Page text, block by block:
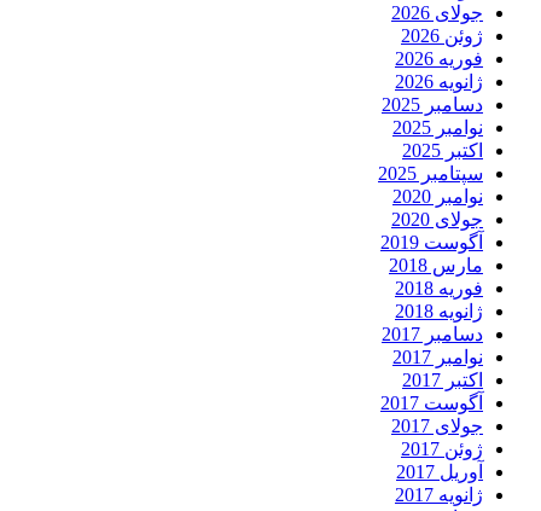
جولای 2026
ژوئن 2026
فوریه 2026
ژانویه 2026
دسامبر 2025
نوامبر 2025
اکتبر 2025
سپتامبر 2025
نوامبر 2020
جولای 2020
آگوست 2019
مارس 2018
فوریه 2018
ژانویه 2018
دسامبر 2017
نوامبر 2017
اکتبر 2017
آگوست 2017
جولای 2017
ژوئن 2017
آوریل 2017
ژانویه 2017